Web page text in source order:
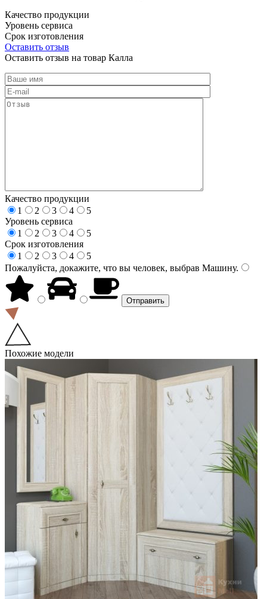
Качество продукции
Уровень сервиса
Срок изготовления
Оставить отзыв
Оставить отзыв на товар Калла
Качество продукции
1
2 3 4
5
Уровень сервиса
1
2 3 4
5
Срок изготовления
1
2 3 4
5
Пожалуйста, докажите, что вы человек, выбрав Машину.
Похожие модели